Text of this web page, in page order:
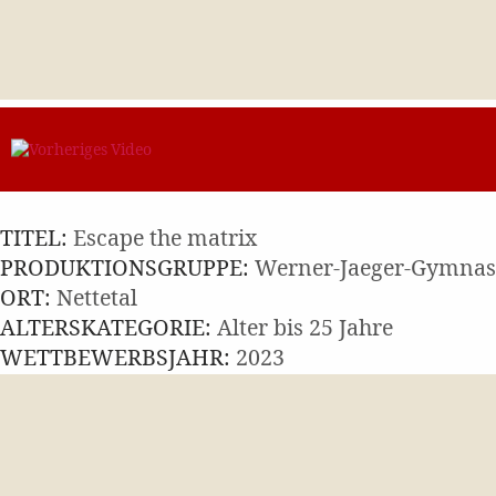
TITEL: Escape the matrix
PRODUKTIONSGRUPPE: Werner-Jaeger-
ORT: Nettetal
ALTERSKATEGORIE: Alter bis 25 Jahre
WETTBEWERBSJAHR: 2023